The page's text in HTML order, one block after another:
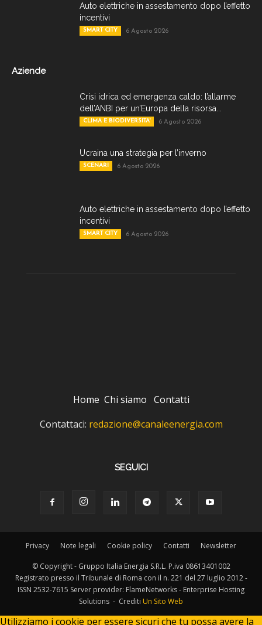
Auto elettriche in assestamento dopo l’effetto
incentivi
SMART CITY 6 Agosto 2026
Aziende
Crisi idrica ed emergenza caldo: l’allarme
dell’ANBI per un’Europa della risorsa...
CLIMA E BIODIVERSITA' 6 Agosto 2026
Ucraina una strategia per l’inverno
SCENARI 6 Agosto 2026
Auto elettriche in assestamento dopo l’effetto
incentivi
SMART CITY 6 Agosto 2026
Home Chi siamo Contatti
Contattaci: redazione@canaleenergia.com
SEGUICI
Privacy Note legali Cookie policy Contatti Newsletter
© Copyright - Gruppo Italia Energia S.R.L. P.iva 08613401002
Registrato presso il Tribunale di Roma con il n. 221 del 27 luglio 2012 -
ISSN 2532-7615 Server provider: FlameNetworks - Enterprise Hosting
Solutions - Crediti Un Sito Web
Utilizziamo i cookie per essere sicuri che tu possa avere la